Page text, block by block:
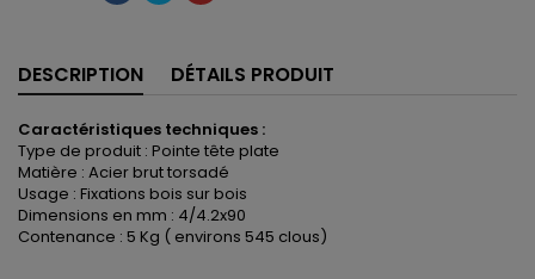
DESCRIPTION DÉTAILS PRODUIT
Caractéristiques techniques :
Type de produit : Pointe tête plate
Matière : Acier brut torsadé
Usage : Fixations bois sur bois
Dimensions en mm : 4/4.2x90
Contenance : 5 Kg ( environs 545 clous)